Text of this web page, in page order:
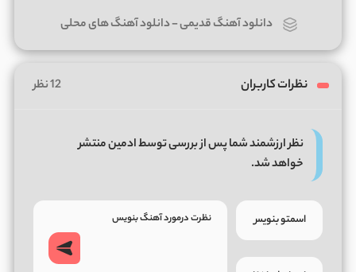
دانلود آهنگ قدیمی-دانلود آهنگ های محلی
نظرات کاربران 12 نظر
نظر ارزشمند شما پس از بررسی توسط ادمین منتشر
خواهد شد.